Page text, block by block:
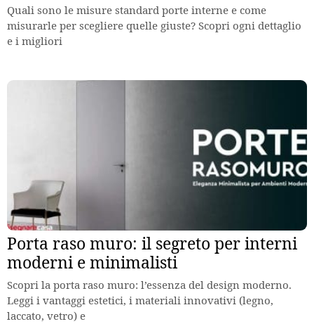
Quali sono le misure standard porte interne e come
misurarle per scegliere quelle giuste? Scopri ogni dettaglio
e i migliori
Porta raso muro: il segreto per interni
moderni e minimalisti
Scopri la porta raso muro: l’essenza del design moderno.
Leggi i vantaggi estetici, i materiali innovativi (legno,
laccato, vetro) e